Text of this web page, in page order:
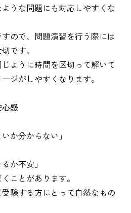
うな問題にも対応しやすくな
ので、問題演習を行う際には
です。
ように時間を区切って解いて
ジがしやすくなります。
感
か分からない」
か不安」
ことがあります。
験する方にとって自然なもの